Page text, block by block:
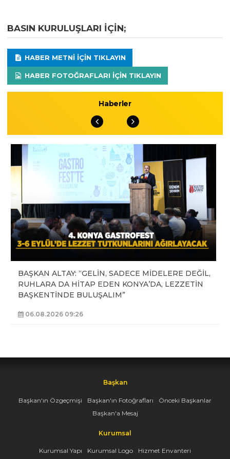
BASIN KURULUŞLARI IÇIN;
HABER METNI IÇIN TIKLAYIN
HABER FOTOĞRAFLARI IÇIN TIKLAYIN
Haberler
BAŞKAN ALTAY: “GELİN, SADECE MİDELERE DEĞİL,
RUHLARA DA HİTAP EDEN KONYA’DA, LEZZETİN
BAŞKENTİNDE BULUŞALIM”
06.08.2026 09:26
Başkan
Başkan'ın Özgeçmişi Başkan'ın Fotoğrafları
Önceki Başkanlar
Başkan'a Mesaj
Kurumsal
Kurumsal Yapı Kurumsal Logo
Hizmet Envanteri